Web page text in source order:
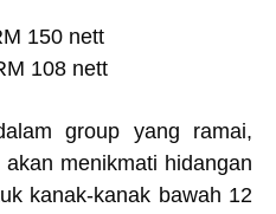
150 nett
108 nett
group yang ramai,
menikmati hidangan
kanak-kanak bawah 12